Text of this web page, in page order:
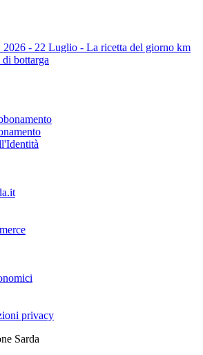
- 22 Luglio - La ricetta del giorno km
bottarga
privacy
Sarda